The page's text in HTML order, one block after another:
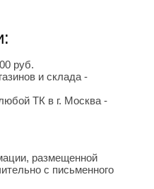
руб.
и склада -
ТК в г. Москва -
размещенной
с письменного